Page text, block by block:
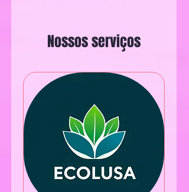
Nossos serviços